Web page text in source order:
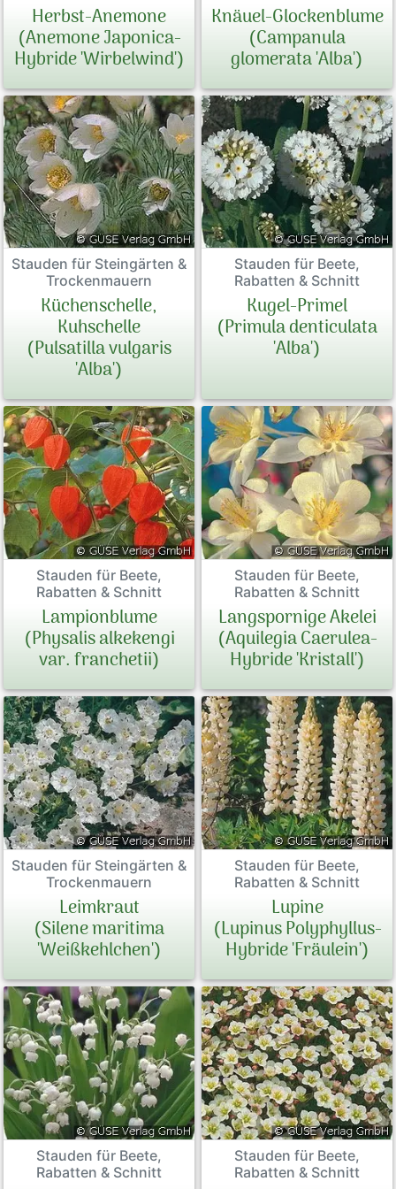
Herbst-Anemone
(Anemone Japonica-
Hybride 'Wirbelwind')
Knäuel-Glockenblume
(Campanula
glomerata 'Alba')
Stauden für Steingärten &
Trockenmauern
Küchenschelle,
Kuhschelle
(Pulsatilla vulgaris
'Alba')
Stauden für Beete,
Rabatten & Schnitt
Kugel-Primel
(Primula denticulata
'Alba')
Stauden für Beete,
Rabatten & Schnitt
Lampionblume
(Physalis alkekengi
var. franchetii)
Stauden für Beete,
Rabatten & Schnitt
Langspornige Akelei
(Aquilegia Caerulea-
Hybride 'Kristall')
Stauden für Steingärten &
Trockenmauern
Leimkraut
(Silene maritima
'Weißkehlchen')
Stauden für Beete,
Rabatten & Schnitt
Lupine
(Lupinus Polyphyllus-
Hybride 'Fräulein')
Stauden für Beete,
Rabatten & Schnitt
Stauden für Beete,
Rabatten & Schnitt